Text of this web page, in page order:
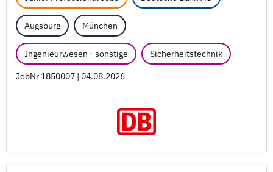
Augsburg München
Ingenieurwesen - sonstige Sicherheitstechnik
JobNr 1850007 | 04.08.2026